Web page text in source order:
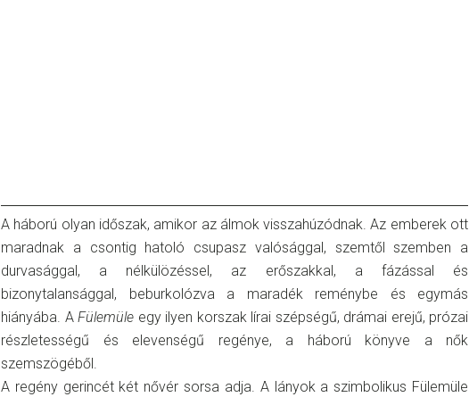
A háború olyan időszak, amikor az álmokvisszahúzódnak. Az emberek ott
maradnak a csontig hatoló csupasz valósággal, szemtől szemben a
durvasággal, a nélkülözéssel, az erőszakkal, a fázással és
bizonytalansággal, beburkolózva a maradék reménybe és egymás
hiányába. A Fülemüle egy ilyen korszak lírai szépségű, drámai erejű, prózai
részletességű és elevenségű regénye, a háború könyve a nők
szemszögéből.
A regény gerincét két nővér sorsa adja. A lányok a szimbolikus Fülemüle